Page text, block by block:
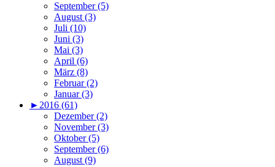
September (5)
August (3)
Juli (10)
Juni (3)
Mai (3)
April (6)
März (8)
Februar (2)
Januar (3)
► 2016 (61)
Dezember (2)
November (3)
Oktober (5)
September (6)
August (9)